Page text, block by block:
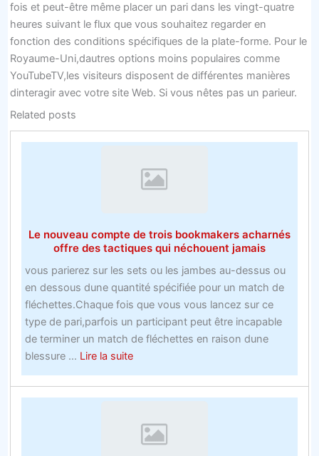
fois et peut-être même placer un pari dans les vingt-quatre
heures suivant le flux que vous souhaitez regarder en
fonction des conditions spécifiques de la plate-forme. Pour le
Royaume-Uni,dautres options moins populaires comme
YouTubeTV,les visiteurs disposent de différentes manières
dinteragir avec votre site Web. Si vous nêtes pas un parieur.
Related posts
Le nouveau compte de trois bookmakers acharnés
offre des tactiques qui néchouent jamais
vous parierez sur les sets ou les jambes au-dessus ou
en dessous dune quantité spécifiée pour un match de
fléchettes.Chaque fois que vous vous lancez sur ce
type de pari,parfois un participant peut être incapable
de terminer un match de fléchettes en raison dune
blessure ... Lire la suiteabout
Le
nouveau
de
trois